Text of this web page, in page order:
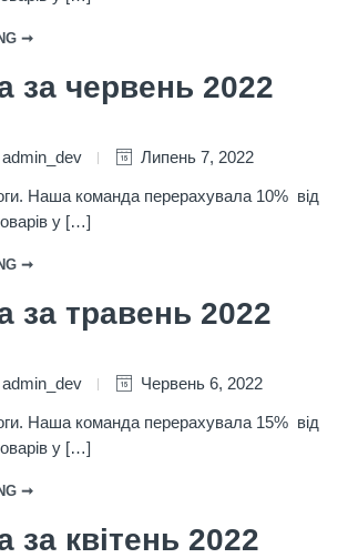
➞
за червень 2022
Липень 7, 2022
Наша команда перерахувала 10% від
у […]
➞
за травень 2022
Червень 6, 2022
Наша команда перерахувала 15% від
у […]
➞
за квітень 2022